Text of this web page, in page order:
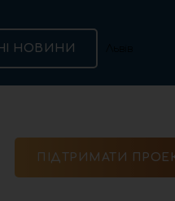
ПІДТРИМАТИ
НОВИНИ
вартою або заставу у 180